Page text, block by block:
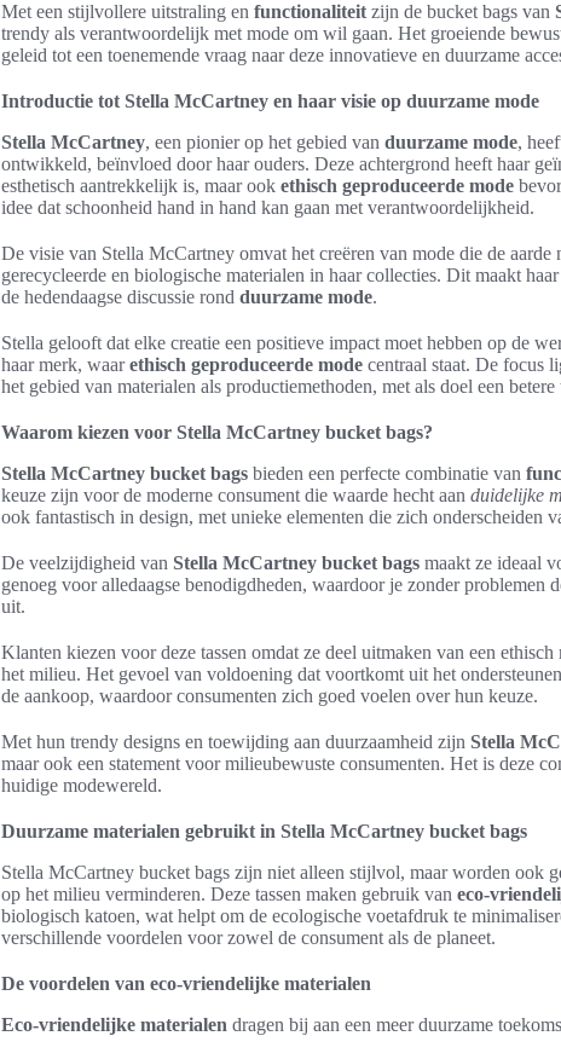
Met een stijlvollere uitstraling en functionaliteit zijn de bucket bags van
trendy als verantwoordelijk met mode om wil gaan. Het groeiende
geleid tot een toenemende vraag naar deze innovatieve en duurzame
Introductie tot Stella McCartney en haar visie op duurzame mode
Stella McCartney, een pionier op het gebied van duurzame mode,
ontwikkeld, beïnvloed door haar ouders. Deze achtergrond heeft haar
esthetisch aantrekkelijk is, maar ook ethisch geproduceerde mode
idee dat schoonheid hand in hand kan gaan met verantwoordelijkheid.
De visie van Stella McCartney omvat het creëren van mode die de
gerecycleerde en biologische materialen in haar collecties. Dit maakt
de hedendaagse discussie rond duurzame mode.
Stella gelooft dat elke creatie een positieve impact moet hebben op de
haar merk, waarethisch geproduceerde mode centraal staat. De focus
het gebied van materialen als productiemethoden, met als doel een
Waarom kiezen voor Stella McCartney bucket bags?
Stella McCartney bucket bags bieden een perfecte combinatie van
keuze zijn voor de moderne consument die waarde hecht aan duidelijke
ook fantastisch in design, met unieke elementen die zich onderscheiden
De veelzijdigheid van Stella McCartney bucket bags maakt ze ideaal
genoeg voor alledaagse benodigdheden, waardoor je zonder problemen
uit.
Klanten kiezen voor deze tassen omdat ze deel uitmaken van een
het milieu. Het gevoel van voldoening dat voortkomt uit het
de aankoop, waardoor consumenten zich goed voelen over hun keuze.
Met hun trendy designs en toewijding aan duurzaamheid zijn Stella
maar ook een statement voor milieubewuste consumenten. Het is deze
huidige modewereld.
Duurzame materialen gebruikt in Stella McCartney bucket bags
Stella McCartney bucket bags zijn niet alleen stijlvol, maar worden ook
op het milieu verminderen. Deze tassen maken gebruik van eco-
biologisch katoen, wat helpt om de ecologische voetafdruk te
verschillende voordelen voor zowel de consument als de planeet.
De voordelen van eco-vriendelijke materialen
Eco-vriendelijke materialen dragen bij aan een meer duurzame